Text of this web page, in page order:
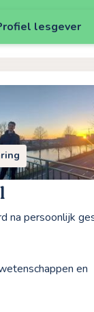
lesgever
na persoonlijk
en